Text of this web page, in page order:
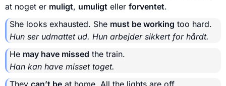
at noget er muligt, umuligt eller forventet.
She looks exhausted. She must be working too hard.
Hun ser udmattet ud. Hun arbejder sikkert for hårdt.
He may have missed the train.
Han kan have misset toget.